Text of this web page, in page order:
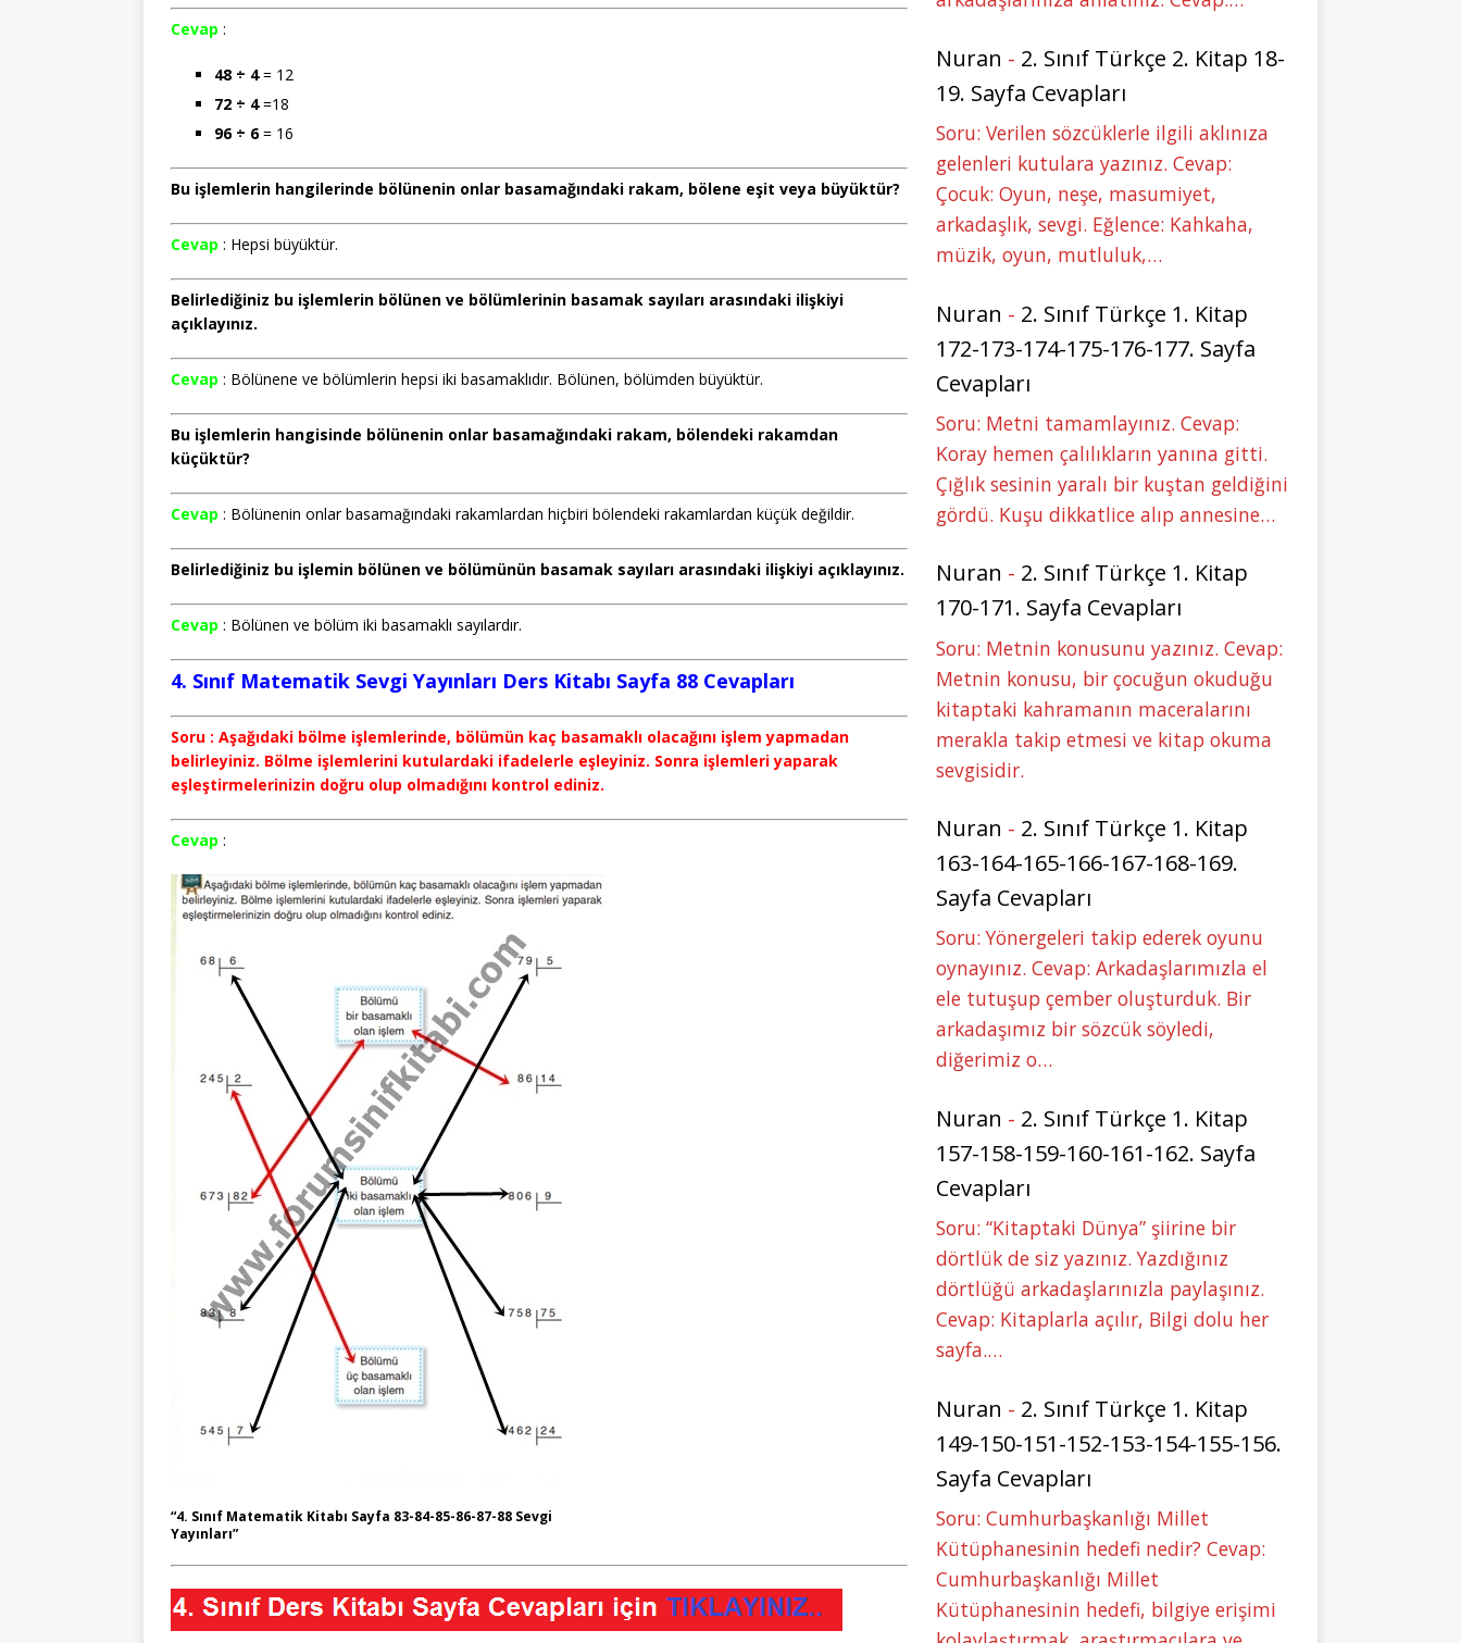
Cevap :
48 ÷ 4= 12
72 ÷ 4=18
96 ÷ 6= 16
Bu işlemlerin hangilerinde bölünenin onlar basamağındaki rakam, bölene eşit veya büyüktür?
Cevap : Hepsi büyüktür.
Belirlediğiniz bu işlemlerin bölünen ve bölümlerinin basamak sayıları arasındaki ilişkiyi
açıklayınız.
Cevap : Bölünene ve bölümlerin hepsi iki basamaklıdır. Bölünen, bölümden büyüktür.
Bu işlemlerin hangisinde bölünenin onlar basamağındaki rakam, bölendeki rakamdan
küçüktür?
Cevap : Bölünenin onlar basamağındaki rakamlardan hiçbiri bölendeki rakamlardan küçük değildir.
Belirlediğiniz bu işlemin bölünen ve bölümünün basamak sayıları arasındaki ilişkiyi açıklayınız.
Cevap : Bölünen ve bölüm iki basamaklı sayılardır.
4. Sınıf Matematik Sevgi Yayınları Ders Kitabı Sayfa 88 Cevapları
Soru : Aşağıdaki bölme işlemlerinde, bölümün kaç basamaklı olacağını işlem yapmadan
belirleyiniz. Bölme işlemlerini kutulardaki ifadelerle eşleyiniz. Sonra işlemleri yaparak
eşleştirmelerinizin doğru olup olmadığını kontrol ediniz.
Cevap :
“4. Sınıf Matematik Kitabı Sayfa 83-84-85-86-87-88 Sevgi
Yayınları”
Nuran - 2. Sınıf Türkçe 2. Kitap 18-
19. Sayfa Cevapları
Soru: Verilen sözcüklerle ilgili aklınıza
gelenleri kutulara yazınız. Cevap:
Çocuk: Oyun, neşe, masumiyet,
arkadaşlık, sevgi. Eğlence: Kahkaha,
müzik, oyun, mutluluk,…
Nuran - 2. Sınıf Türkçe 1. Kitap
172-173-174-175-176-177. Sayfa
Cevapları
Soru: Metni tamamlayınız. Cevap:
Koray hemen çalılıkların yanına gitti.
Çığlık sesinin yaralı bir kuştan geldiğini
gördü. Kuşu dikkatlice alıp annesine…
Nuran - 2. Sınıf Türkçe 1. Kitap
170-171. Sayfa Cevapları
Soru: Metnin konusunu yazınız. Cevap:
Metnin konusu, bir çocuğun okuduğu
kitaptaki kahramanın maceralarını
merakla takip etmesi ve kitap okuma
sevgisidir.
Nuran - 2. Sınıf Türkçe 1. Kitap
163-164-165-166-167-168-169.
Sayfa Cevapları
Soru: Yönergeleri takip ederek oyunu
oynayınız. Cevap: Arkadaşlarımızla el
ele tutuşup çember oluşturduk. Bir
arkadaşımız bir sözcük söyledi,
diğerimiz o…
Nuran - 2. Sınıf Türkçe 1. Kitap
157-158-159-160-161-162. Sayfa
Cevapları
Soru: “Kitaptaki Dünya” şiirine bir
dörtlük de siz yazınız. Yazdığınız
dörtlüğü arkadaşlarınızla paylaşınız.
Cevap: Kitaplarla açılır, Bilgi dolu her
sayfa.…
Nuran - 2. Sınıf Türkçe 1. Kitap
149-150-151-152-153-154-155-156.
Sayfa Cevapları
Soru: Cumhurbaşkanlığı Millet
Kütüphanesinin hedefi nedir? Cevap:
Cumhurbaşkanlığı Millet
Kütüphanesinin hedefi, bilgiye erişimi